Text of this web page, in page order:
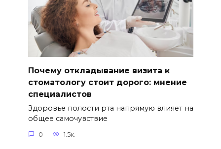
Почему откладывание визита к
стоматологу стоит дорого: мнение
специалистов
Здоровье полости рта напрямую влияет на
общее самочувствие
0 1.5к.